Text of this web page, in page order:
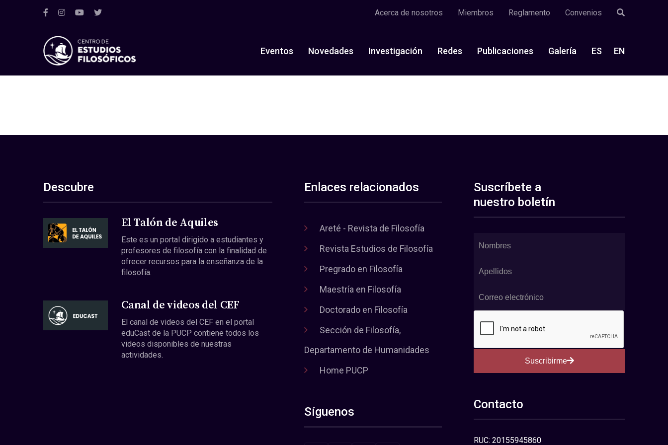
Acerca de nosotros Miembros Reglamento Convenios
Eventos Novedades Investigación Redes Publicaciones Galería ES EN
Descubre
El Talón de Aquiles
Este es un portal dirigido a estudiantes y
profesores de filosofía con la finalidad de
ofrecer recursos para la enseñanza de la
filosofía.
Canal de videos del CEF
El canal de videos del CEF en el portal
eduCast de la PUCP contiene todos los
videos disponibles de nuestras
actividades.
Enlaces relacionados
Areté - Revista de Filosofía
Revista Estudios de Filosofía
Pregrado en Filosofía
Maestría en Filosofía
Doctorado en Filosofía
Sección de Filosofía,
Departamento de Humanidades
Home PUCP
Síguenos
Suscríbete a
nuestro boletín
Suscribirme
Contacto
RUC: 20155945860